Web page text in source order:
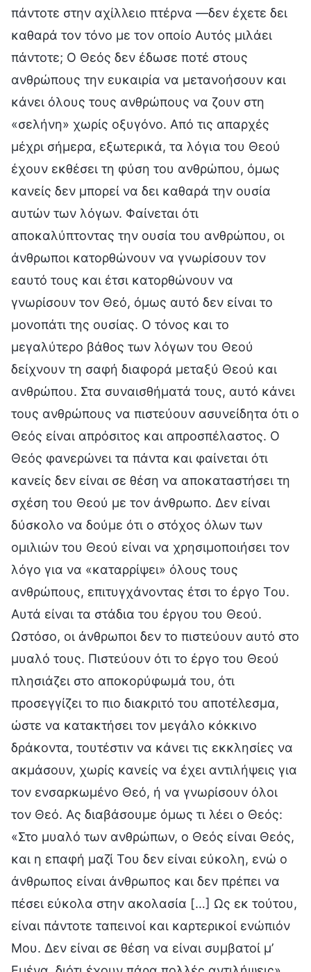
πάντοτε στην αχίλλειο πτέρνα —δεν έχετε δει
καθαρά τον τόνο με τον οποίο Αυτός μιλάει
πάντοτε; Ο Θεός δεν έδωσε ποτέ στους
ανθρώπους την ευκαιρία να μετανοήσουν και
κάνει όλους τους ανθρώπους να ζουν στη
«σελήνη» χωρίς οξυγόνο. Από τις απαρχές
μέχρι σήμερα, εξωτερικά, τα λόγια του Θεού
έχουν εκθέσει τη φύση του ανθρώπου, όμως
κανείς δεν μπορεί να δει καθαρά την ουσία
αυτών των λόγων. Φαίνεται ότι
αποκαλύπτοντας την ουσία του ανθρώπου, οι
άνθρωποι κατορθώνουν να γνωρίσουν τον
εαυτό τους και έτσι κατορθώνουν να
γνωρίσουν τον Θεό, όμως αυτό δεν είναι το
μονοπάτι της ουσίας. Ο τόνος και το
μεγαλύτερο βάθος των λόγων του Θεού
δείχνουν τη σαφή διαφορά μεταξύ Θεού και
ανθρώπου. Στα συναισθήματά τους, αυτό κάνει
τους ανθρώπους να πιστεύουν ασυνείδητα ότι ο
Θεός είναι απρόσιτος και απροσπέλαστος. Ο
Θεός φανερώνει τα πάντα και φαίνεται ότι
κανείς δεν είναι σε θέση να αποκαταστήσει τη
σχέση του Θεού με τον άνθρωπο. Δεν είναι
δύσκολο να δούμε ότι ο στόχος όλων των
ομιλιών του Θεού είναι να χρησιμοποιήσει τον
λόγο για να «καταρρίψει» όλους τους
ανθρώπους, επιτυγχάνοντας έτσι το έργο Του.
Αυτά είναι τα στάδια του έργου του Θεού.
Ωστόσο, οι άνθρωποι δεν το πιστεύουν αυτό στο
μυαλό τους. Πιστεύουν ότι το έργο του Θεού
πλησιάζει στο αποκορύφωμά του, ότι
προσεγγίζει το πιο διακριτό του αποτέλεσμα,
ώστε να κατακτήσει τον μεγάλο κόκκινο
δράκοντα, τουτέστιν να κάνει τις εκκλησίες να
ακμάσουν, χωρίς κανείς να έχει αντιλήψεις για
τον ενσαρκωμένο Θεό, ή να γνωρίσουν όλοι
τον Θεό. Ας διαβάσουμε όμως τι λέει ο Θεός:
«Στο μυαλό των ανθρώπων, ο Θεός είναι Θεός,
και η επαφή μαζί Του δεν είναι εύκολη, ενώ ο
άνθρωπος είναι άνθρωπος και δεν πρέπει να
πέσει εύκολα στην ακολασία […] Ως εκ τούτου,
είναι πάντοτε ταπεινοί και καρτερικοί ενώπιόν
Μου. Δεν είναι σε θέση να είναι συμβατοί μ’